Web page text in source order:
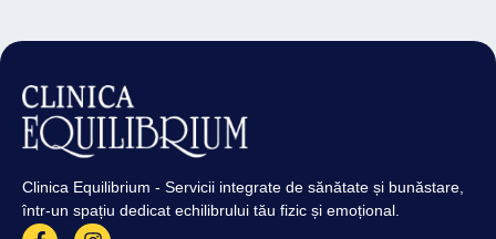
Clinica Equilibrium - Servicii integrate de sănătate și bunăstare,
într-un spațiu dedicat echilibrului tău fizic și emoțional.